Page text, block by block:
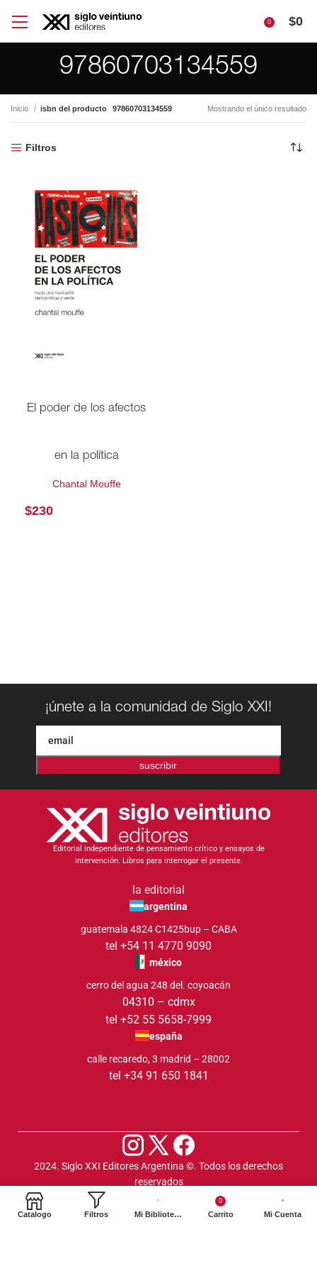
0 $0
97860703134559
Inicio isbn del producto 97860703134559 Mostrando el único resultado
Filtros
El poder de los afectos
en la política
Chantal Mouffe
$230
¡únete a la comunidad de Siglo XXI!
suscribir
Editorial independiente de pensamiento crítico y ensayos de
intervención. Libros para interrogar el presente.
la editorial
argentina
guatemala 4824 C1425bup – CABA
tel +54 11 4770 9090
méxico
cerro del agua 248 del. coyoacán
04310 – cdmx
tel +52 55 5658-7999
españa
calle recaredo, 3 madrid – 28002
tel +34 91 650 1841
2024. Siglo XXI Editores Argentina ©️. Todos los derechos
reservados
Catalogo Filtros Mi Biblioteca
0
Carrito Mi Cuenta